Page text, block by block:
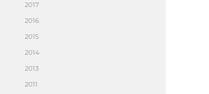
2017
2016
2015
2014
2013
2011